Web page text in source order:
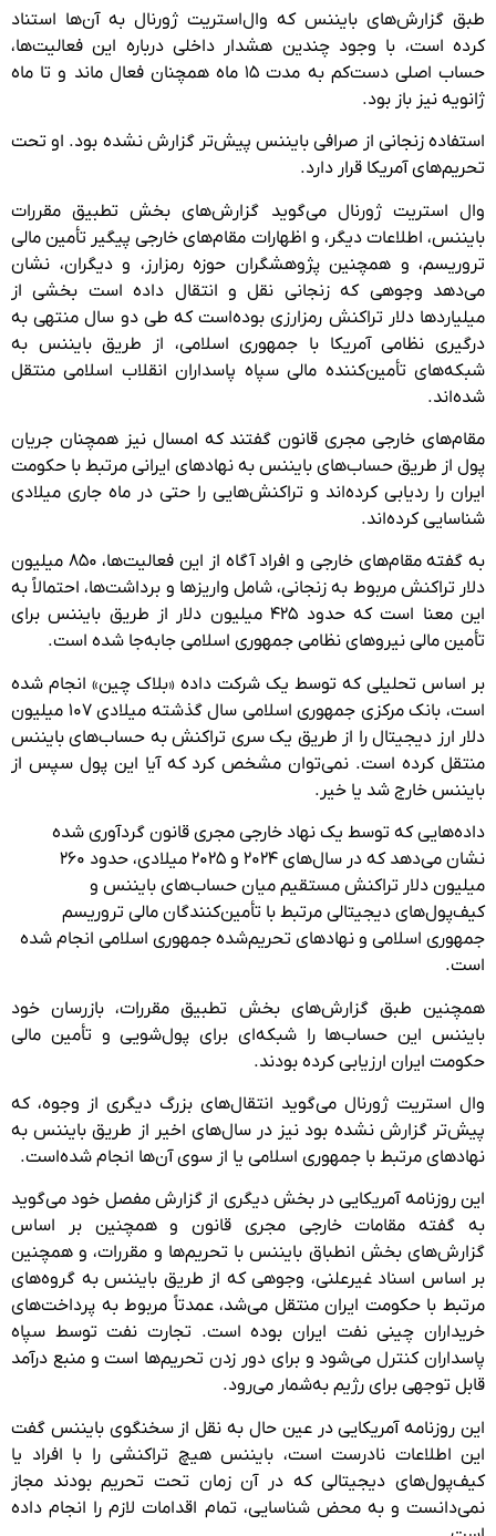
طبق گزارش‌های بایننس که وال‌استریت ژورنال به آن‌ها استناد
کرده است، با وجود چندین هشدار داخلی درباره این فعالیت‌ها،
حساب اصلی دست‌کم به مدت ۱۵ ماه همچنان فعال ماند و تا ماه
ژانویه نیز باز بود.
استفاده زنجانی از صرافی بایننس پیش‌تر گزارش نشده بود. او تحت
تحریم‌های آمریکا قرار دارد.
وال استریت ژورنال می‌گوید گزارش‌های بخش تطبیق مقررات
بایننس، اطلاعات دیگر، و اظهارات مقام‌های خارجی پیگیر تأمین مالی
تروریسم، و همچنین پژوهشگران حوزه رمزارز، و دیگران، نشان
می‌دهد وجوهی که زنجانی نقل و انتقال داده است بخشی از
میلیاردها دلار تراکنش رمزارزی بوده‌است که طی دو سال منتهی به
درگیری نظامی آمریکا با جمهوری اسلامی، از طریق بایننس به
شبکه‌های تأمین‌کننده مالی سپاه پاسداران انقلاب اسلامی منتقل
شده‌اند.
مقام‌های خارجی مجری قانون گفتند که امسال نیز همچنان جریان
پول از طریق حساب‌های بایننس به نهادهای ایرانی مرتبط با حکومت
ایران را ردیابی کرده‌اند و تراکنش‌هایی را حتی در ماه جاری میلادی
شناسایی کرده‌اند.
به گفته مقام‌های خارجی و افراد آگاه از این فعالیت‌ها، ۸۵۰ میلیون
دلار تراکنش مربوط به زنجانی، شامل واریزها و برداشت‌ها، احتمالاً به
این معنا است که حدود ۴۲۵ میلیون دلار از طریق بایننس برای
تأمین مالی نیروهای نظامی جمهوری اسلامی جابه‌جا شده است.
بر اساس تحلیلی که توسط یک شرکت داده «بلاک چین» انجام شده
است، بانک مرکزی جمهوری اسلامی سال گذشته میلادی ۱۰۷ میلیون
دلار ارز دیجیتال را از طریق یک سری تراکنش به حساب‌های بایننس
منتقل کرده است. نمی‌توان مشخص کرد که آیا این پول سپس از
بایننس خارج شد یا خیر.
داده‌هایی که توسط یک نهاد خارجی مجری قانون گردآوری شده
نشان می‌دهد که در سال‌های ۲۰۲۴ و ۲۰۲۵ میلادی، حدود ۲۶۰
میلیون دلار تراکنش مستقیم میان حساب‌های بایننس و
کیف‌پول‌های دیجیتالی مرتبط با تأمین‌کنندگان مالی تروریسم
جمهوری اسلامی و نهادهای تحریم‌شده جمهوری اسلامی انجام شده
است.
همچنین طبق گزارش‌های بخش تطبیق مقررات، بازرسان خود
بایننس این حساب‌ها را شبکه‌ای برای پول‌شویی و تأمین مالی
حکومت ایران ارزیابی کرده بودند.
وال استریت ژورنال می‌گوید انتقال‌های بزرگ دیگری از وجوه، که
پیش‌تر گزارش نشده بود نیز در سال‌های اخیر از طریق بایننس به
نهادهای مرتبط با جمهوری اسلامی یا از سوی آن‌ها انجام شده‌است.
این روزنامه آمریکایی در بخش دیگری از گزارش مفصل خود می‌گوید
به گفته مقامات خارجی مجری قانون و همچنین بر اساس
گزارش‌های بخش انطباق بایننس با تحریم‌ها و مقررات، و همچنین
بر اساس اسناد غیرعلنی، وجوهی که از طریق بایننس به گروه‌های
مرتبط با حکومت ایران منتقل می‌شد، عمدتاً مربوط به پرداخت‌های
خریداران چینی نفت ایران بوده است. تجارت نفت توسط سپاه
پاسداران کنترل می‌شود و برای دور زدن تحریم‌ها است و منبع درآمد
قابل توجهی برای رژیم به‌شمار می‌رود.
این روزنامه آمریکایی در عین حال به نقل از سخنگوی بایننس گفت
این اطلاعات نادرست است، بایننس هیچ تراکنشی را با افراد یا
کیف‌پول‌های دیجیتالی که در آن زمان تحت تحریم بودند مجاز
نمی‌دانست و به محض شناسایی، تمام اقدامات لازم را انجام داده